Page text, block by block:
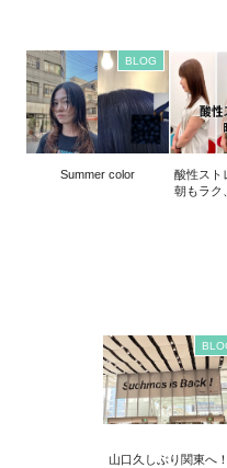
BLOG
Summer color
酸性スト
朝もラク
山口久しぶり関東へ！